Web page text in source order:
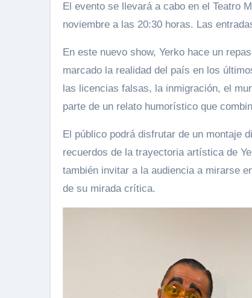
El evento se llevará a cabo en el Teatro
noviembre a las 20:30 horas. Las
En este nuevo show, Yerko hace un
marcado la realidad del país en los
las licencias falsas, la inmigración, el
parte de un relato humorístico que
El público podrá disfrutar de un montaje
recuerdos de la trayectoria artística de
también invitar a la audiencia a mirarse
de su mirada crítica.